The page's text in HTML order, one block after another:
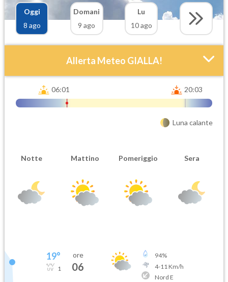
Oggi
8 ago
Domani
9 ago
Lu
10 ago
Allerta Meteo GIALLA!
Orario inizio
Ora fine
08-08T
06:01 20:03
Luna calante
Notte Mattino Pomeriggio Sera
19°
1
ore
06
94%
4-11 Km/h
Nord E